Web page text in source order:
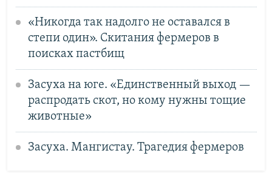
«Никогда так надолго не оставался в
степи один». Скитания фермеров в
поисках пастбищ
Засуха на юге. «Единственный выход —
распродать скот, но кому нужны тощие
животные»
Засуха. Мангистау. Трагедия фермеров